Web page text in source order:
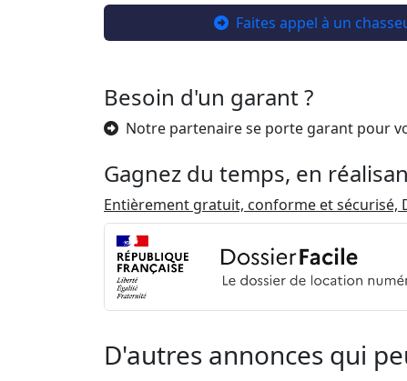
Faites appel à un
Besoin d'un garant ?
Notre partenaire se porte garant pour
Gagnez du temps, en
Entièrement gratuit, conforme et sécurisé,
D'autres annonces qui